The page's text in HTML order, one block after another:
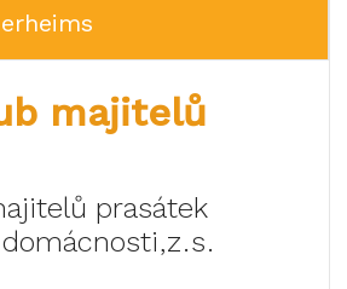
majitelů
prasátek